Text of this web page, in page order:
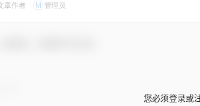
章作者 M 管理员
您必须登录或